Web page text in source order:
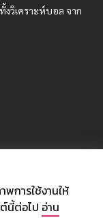
วิเคราะห์บอล จาก
การใช้งานให้
นี้ต่อไป อ่าน